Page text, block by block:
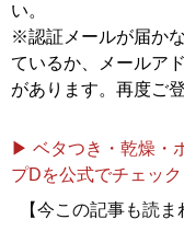
い。
※認証メールが届か
ているか、メールア
があります。再度ご
▶ ベタつき・乾燥・
プDを公式でチェック
【今この記事も読ま